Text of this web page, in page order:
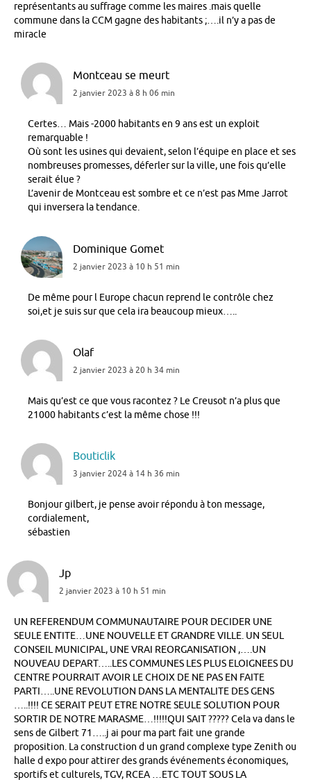
représentants au suffrage comme les maires .mais quelle
commune dans la CCM gagne des habitants ;….il n’y a pas de
miracle
Montceau se meurt
2 janvier 2023 à 8 h 06 min
Certes… Mais -2000 habitants en 9 ans est un exploit
remarquable !
Où sont les usines qui devaient, selon l’équipe en place et ses
nombreuses promesses, déferler sur la ville, une fois qu’elle
serait élue ?
L’avenir de Montceau est sombre et ce n’est pas Mme Jarrot
qui inversera la tendance.
Dominique Gomet
2 janvier 2023 à 10 h 51 min
De même pour l Europe chacun reprend le contrôle chez
soi,et je suis sur que cela ira beaucoup mieux…..
Olaf
2 janvier 2023 à 20 h 34 min
Mais qu’est ce que vous racontez ? Le Creusot n’a plus que
21000 habitants c’est la même chose !!!
Bouticlik
3 janvier 2024 à 14 h 36 min
Bonjour gilbert, je pense avoir répondu à ton message,
cordialement,
sébastien
Jp
2 janvier 2023 à 10 h 51 min
UN REFERENDUM COMMUNAUTAIRE POUR DECIDER UNE
SEULE ENTITE…UNE NOUVELLE ET GRANDRE VILLE. UN SEUL
CONSEIL MUNICIPAL, UNE VRAI REORGANISATION ,….UN
NOUVEAU DEPART…..LES COMMUNES LES PLUS ELOIGNEES DU
CENTRE POURRAIT AVOIR LE CHOIX DE NE PAS EN FAITE
PARTI…..UNE REVOLUTION DANS LA MENTALITE DES GENS
…..!!!! CE SERAIT PEUT ETRE NOTRE SEULE SOLUTION POUR
SORTIR DE NOTRE MARASME…!!!!!QUI SAIT ????? Cela va dans le
sens de Gilbert 71…..j ai pour ma part fait une grande
proposition. La construction d un grand complexe type Zenith ou
halle d expo pour attirer des grands événements économiques,
sportifs et culturels, TGV, RCEA …ETC TOUT SOUS LA